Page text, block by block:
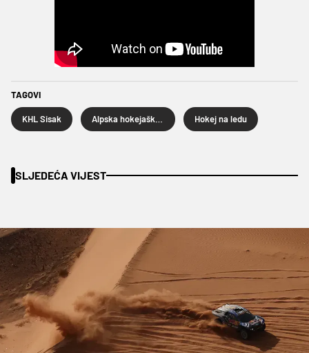
TAGOVI
KHL Sisak Hokej na ledu
SLJEDEĆA VIJEST